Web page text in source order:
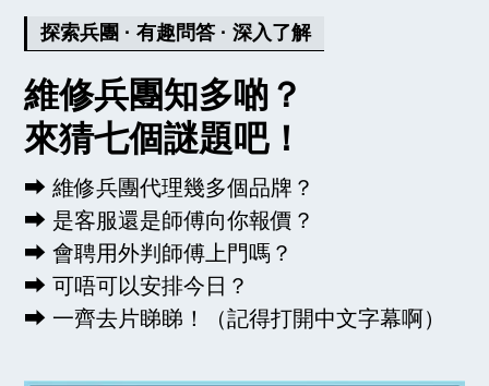
探索兵團 · 有趣問答 · 深入了解
維修兵團知多啲？
來猜七個謎題吧！
⮕ 維修兵團代理幾多個品牌？
⮕ 是客服還是師傅向你報價？
⮕ 會聘用外判師傅上門嗎？
⮕ 可唔可以安排今日？
⮕ 一齊去片睇睇！（記得打開中文字幕啊）